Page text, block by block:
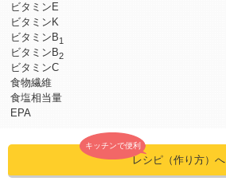
ビタミンE
ビタミンK
ビタミンB1
ビタミンB2
ビタミンC
食物繊維
食塩相当量
EPA
キッチンで便利
レシピ（作り方）へ